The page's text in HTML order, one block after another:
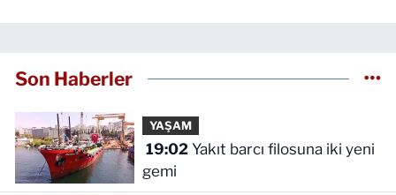
Son Haberler
YAŞAM
19:02Yakıt barcı filosuna iki yeni
gemi